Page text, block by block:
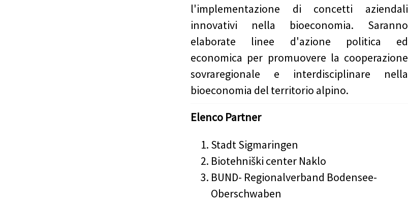
l'implementazione di concetti aziendali
innovativi nella bioeconomia. Saranno
elaborate linee d'azione politica ed
economica per promuovere la cooperazione
sovraregionale e interdisciplinare nella
bioeconomia del territorio alpino.
Elenco Partner
Stadt Sigmaringen
Biotehniški center Naklo
BUND- Regionalverband Bodensee-
Oberschwaben